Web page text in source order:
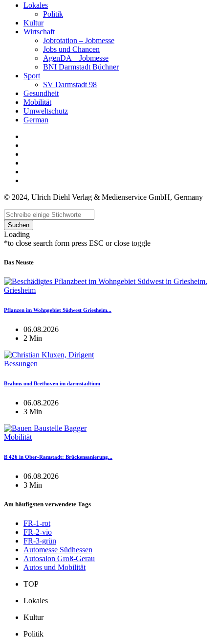
Lokales
Politik
Kultur
Wirtschaft
Jobrotation – Jobmesse
Jobs und Chancen
AgenDA – Jobmesse
BNI Darmstadt Büchner
Sport
SV Darmstadt 98
Gesundheit
Mobilität
Umweltschutz
German
© 2024, Ulrich Diehl Verlag & Medienservice GmbH, Germany
Suchen
Loading
*to close search form press ESC or close toggle
Das Neuste
Griesheim
Pflanzen im Wohngebiet Südwest Griesheim...
06.08.2026
2 Min
Bessungen
Brahms und Beethoven im darmstadtium
06.08.2026
3 Min
Mobilität
B 426 in Ober-Ramstadt: Brückensanierung...
06.08.2026
3 Min
Am häufigsten verwendete Tags
FR-1-rot
FR-2-vio
FR-3-grün
Automesse Südhessen
Autosalon Groß-Gerau
Autos und Mobilität
TOP
Lokales
Kultur
Politik